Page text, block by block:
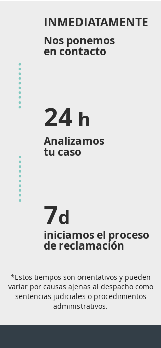
INMEDIATAMENTE
Nos ponemos
en contacto
24 h
Analizamos
tu caso
7d
iniciamos el proceso
de reclamación
*Estos tiempos son orientativos y pueden
variar por causas ajenas al despacho como
sentencias judiciales o procedimientos
administrativos.